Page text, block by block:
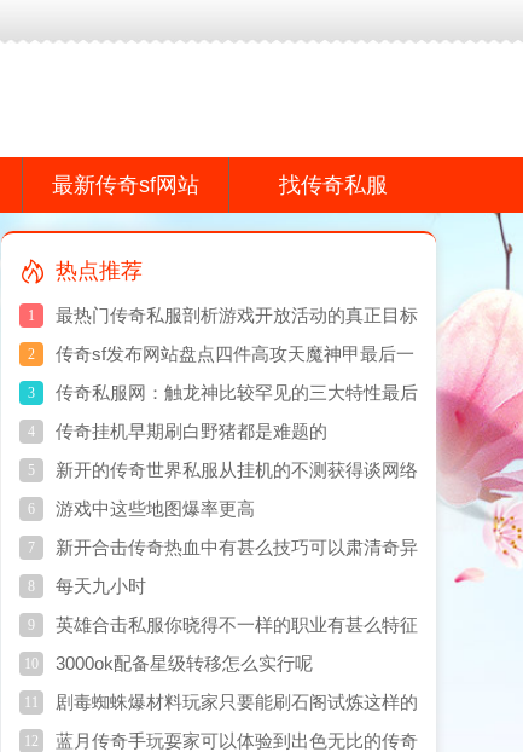
最新传奇sf网站 找传奇私服
热点推荐
1 最热门传奇私服剖析游戏开放活动的真正目标
2
传奇sf发布网站盘点四件高攻天魔神甲最后一
件拥有166点攻击上限
3
传奇私服网：触龙神比较罕见的三大特性最后
一个堪比BUG
4 传奇挂机早期刷白野猪都是难题的
5
新开的传奇世界私服从挂机的不测获得谈网络
氛围的常态
6 游戏中这些地图爆率更高
7
新开合击传奇热血中有甚么技巧可以肃清奇异
的东西
8 每天九小时
9
英雄合击私服你晓得不一样的职业有甚么特征
吗
10 3000ok配备星级转移怎么实行呢
11
剧毒蜘蛛爆材料玩家只要能刷石阁试炼这样的
副本就能遇到
12
蓝月传奇手玩耍家可以体验到出色无比的传奇